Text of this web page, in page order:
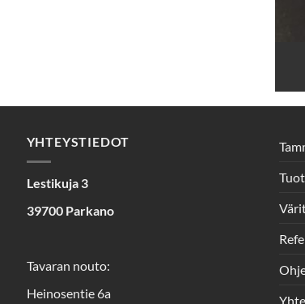
YHTEYSTIEDOT
Lestikuja 3
39700 Parkano
Tavaran nouto:
Heinosentie 6a